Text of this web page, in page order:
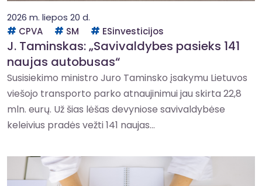
2026 m. liepos 20 d.
CPVA
SM ESinvesticijos
J. Taminskas: „Savivaldybes pasieks 141
naujas autobusas“
Susisiekimo ministro Juro Taminsko įsakymu Lietuvos
viešojo transporto parko atnaujinimui jau skirta 22,8
mln. eurų. Už šias lėšas devyniose savivaldybėse
keleivius pradės vežti 141 naujas...